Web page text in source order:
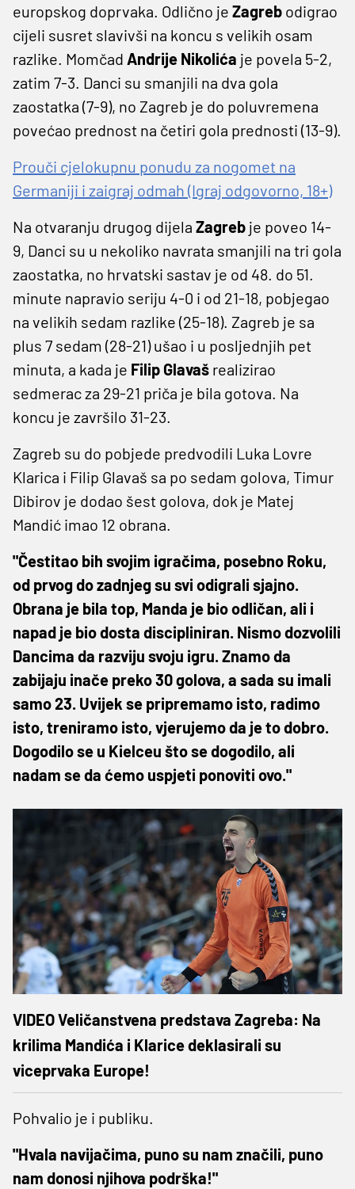
europskog doprvaka. Odlično je Zagreb odigrao
cijeli susret slavivši na koncu s velikih osam
razlike. Momčad Andrije Nikolića je povela 5-2,
zatim 7-3. Danci su smanjili na dva gola
zaostatka (7-9), no Zagreb je do poluvremena
povećao prednost na četiri gola prednosti (13-9).
Prouči cjelokupnu ponudu za nogomet na
Germaniji i zaigraj odmah (Igraj odgovorno, 18+)
Na otvaranju drugog dijela Zagreb je poveo 14-
9, Danci su u nekoliko navrata smanjili na tri gola
zaostatka, no hrvatski sastav je od 48. do 51.
minute napravio seriju 4-0 i od 21-18, pobjegao
na velikih sedam razlike (25-18). Zagreb je sa
plus 7 sedam (28-21) ušao i u posljednjih pet
minuta, a kada je Filip Glavaš realizirao
sedmerac za 29-21 priča je bila gotova. Na
koncu je završilo 31-23.
Zagreb su do pobjede predvodili Luka Lovre
Klarica i Filip Glavaš sa po sedam golova, Timur
Dibirov je dodao šest golova, dok je Matej
Mandić imao 12 obrana.
"Čestitao bih svojim igračima, posebno Roku,
od prvog do zadnjeg su svi odigrali sjajno.
Obrana je bila top, Manda je bio odličan, ali i
napad je bio dosta discipliniran. Nismo dozvolili
Dancima da razviju svoju igru. Znamo da
zabijaju inače preko 30 golova, a sada su imali
samo 23. Uvijek se pripremamo isto, radimo
isto, treniramo isto, vjerujemo da je to dobro.
Dogodilo se u Kielceu što se dogodilo, ali
nadam se da ćemo uspjeti ponoviti ovo."
VIDEO Veličanstvena predstava Zagreba: Na
krilima Mandića i Klarice deklasirali su
viceprvaka Europe!
Pohvalio je i publiku.
"Hvala navijačima, puno su nam značili, puno
nam donosi njihova podrška!"